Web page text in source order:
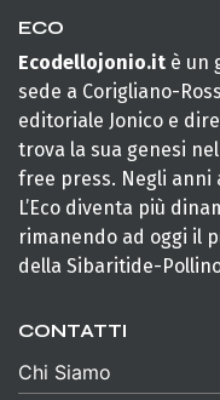
ECO
Ecodellojonio.it è un
sede a Corigliano-
editoriale Jonico e
trova la sua genesi
free press. Negli anni
L’Eco diventa più
rimanendo ad oggi il
della Sibaritide-
CONTATTI
Chi Siamo